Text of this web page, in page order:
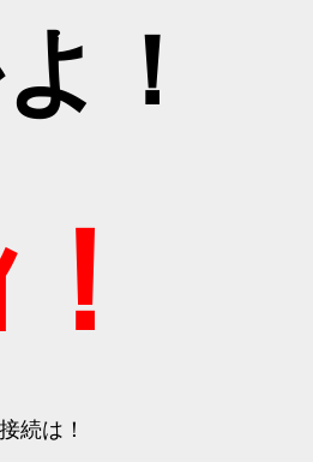
！
続は！